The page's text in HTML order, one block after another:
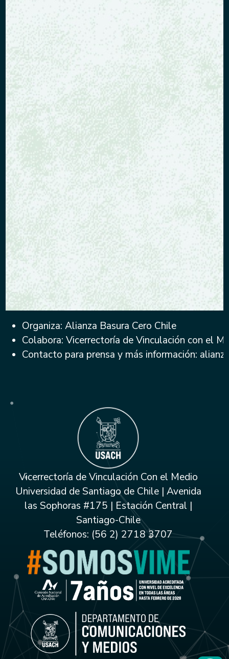
Organiza: Alianza Basura Cero Chile
Colabora: Vicerrectoría de Vinculación con el
Contacto para prensa y más información:
Vicerrectoría de Vinculación Con el Medio
Universidad de Santiago de Chile | Avenida
las Sophoras #175 | Estación Central |
Santiago-Chile
Teléfonos: (56 2) 2718 3707